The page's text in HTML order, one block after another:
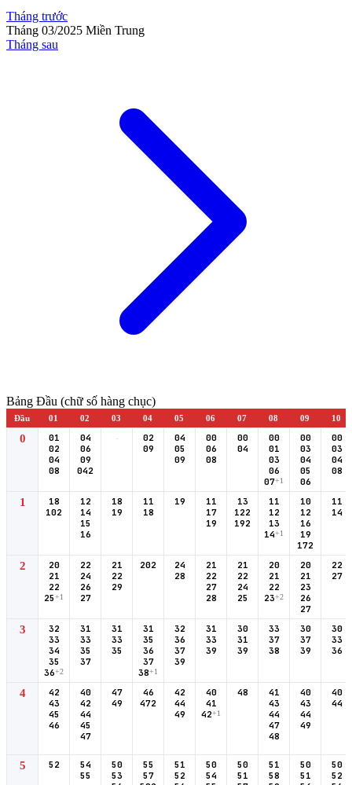
Tháng trước
Tháng 03/2025 Miền Trung
Tháng sau
Bảng Đầu (chữ số hàng chục)
Đầu 01 02 03 04 05 06 07 08 09 10
0
01
02
04
08
04
06
09
042
-
02
09
04
05
09
00
06
08
00
04
00
01
03
06
07+1
00
03
04
05
06
00
03
04
08
1
18
102
12
14
15
16
18
19
11
18
19
11
17
19
13
122
192
11
12
13
14+1
10
12
16
19
172
11
14
2
20
21
22
25+1
22
24
26
27
21
22
29
202
24
28
21
22
27
28
21
22
24
25
20
21
22
23+2
20
21
23
26
27
22
27
3
32
33
34
35
36+2
31
33
35
37
31
33
35
31
35
36
37
38+1
32
36
37
39
31
33
39
30
31
39
33
37
38
30
37
39
30
33
36
4
42
43
45
46
40
42
44
45
47
47
49
46
472
42
44
49
40
41
42+1
48
41
43
44
47
48
40
43
44
49
40
44
5 52
54
55
50
53
55
57
51
52
50
54
50
51
51
58
50
51
50
52